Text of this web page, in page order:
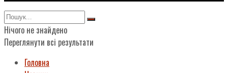
Нічого не знайдено
Переглянути всі результати
Головна